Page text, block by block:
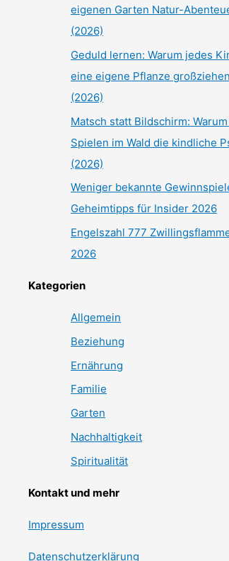
eigenen Garten Natur-
(2026)
Geduld lernen: Warum jedes
eine eigene Pflanze
(2026)
Matsch statt Bildschirm:
Spielen im Wald die kindliche
(2026)
Weniger bekannte
Geheimtipps für Insider 2026
Engelszahl 777
2026
Kategorien
Allgemein
Beziehung
Ernährung
Familie
Garten
Nachhaltigkeit
Spiritualität
Kontakt und mehr
Impressum
Datenschutzerklärung